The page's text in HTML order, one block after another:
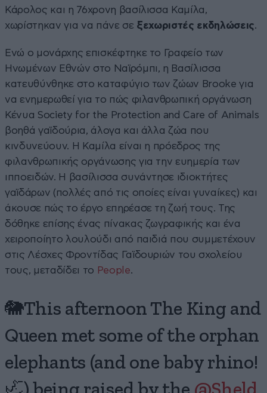
Κάρολος και η 76χρονη βασίλισσα Καμίλα,
χωρίστηκαν για να πάνε σε ξεχωριστές εκδηλώσεις.
Ενώ ο μονάρχης επισκέφτηκε το Γραφείο των
Ηνωμένων Εθνών στο Ναϊρόμπι, η Βασίλισσα
κατευθύνθηκε στο καταφύγιο των ζώων Brooke για
να ενημερωθεί για το πώς φιλανθρωπική οργάνωση
Κένυα Society for the Protection and Care of Animals
βοηθά γαϊδούρια, άλογα και άλλα ζώα που
κινδυνεύουν. Η Καμίλα είναι η πρόεδρος της
φιλανθρωπικής οργάνωσης για την ευημερία των
ιπποειδών. Η βασίλισσα συνάντησε ιδιοκτήτες
γαϊδάρων (πολλές από τις οποίες είναι γυναίκες) και
άκουσε πώς το έργο επηρέασε τη ζωή τους. Της
δόθηκε επίσης ένας πίνακας ζωγραφικής και ένα
χειροποίητο λουλούδι από παιδιά που συμμετέχουν
στις Λέσχες Φροντίδας Γαϊδουριών του σχολείου
τους, μεταδίδει το People.
🐘This afternoon The King and
Queen met some of the orphan
elephants (and one baby rhino!